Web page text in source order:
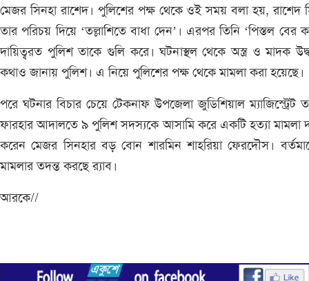
মেজর সিনহা রাশেদ। পুলিশের পক্ষ থেকে ওই সময় বলা হয়, রাশেদ
তার পরিচয় দিয়ে ‘তল্লাশিতে বাধা দেন’। এরপর তিনি ‘পিস্তল বের
দায়িত্বরত পুলিশ তাকে গুলি করে। ঘটনাস্থল থেকে অস্ত্র ও মাদক
কথাও জানায় পুলিশ। এ নিয়ে পুলিশের পক্ষ থেকে মামলা করা হয়েছে।
পরে ঘটনার বিচার চেয়ে টেকনাফ উপজেলা জুডিশিয়াল ম্যাজিস্ট্রেট
ফারহার আদালতে ৯ পুলিশ সদস্যকে আসামি করে একটি হত্যা মামলা
করেন মেজর সিনহার বড় বোন শারমিন শাহরিয়া ফেরদৌস।
মামলার তদন্ত করছে র‌্যাব।
আরকে//